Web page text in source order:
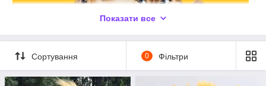
Показати все
Сортування 0 Фільтри